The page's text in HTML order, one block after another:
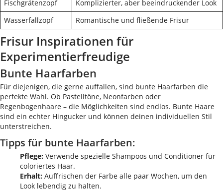
Fischgrätenzopf
Komplizierter, aber beeindruckender Look
Wasserfallzopf
Romantische und fließende Frisur
Frisur Inspirationen für
Experimentierfreudige
Bunte Haarfarben
Für diejenigen, die gerne auffallen, sind bunte Haarfarben die
perfekte Wahl. Ob Pastelltöne, Neonfarben oder
Regenbogenhaare – die Möglichkeiten sind endlos. Bunte Haare
sind ein echter Hingucker und können deinen individuellen Stil
unterstreichen.
Tipps für bunte Haarfarben:
Pflege: Verwende spezielle Shampoos und Conditioner für
coloriertes Haar.
Erhalt: Auffrischen der Farbe alle paar Wochen, um den
Look lebendig zu halten.